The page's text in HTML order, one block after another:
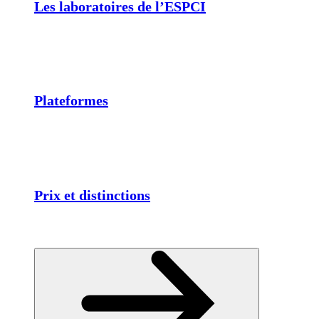
Les laboratoires de l’ESPCI
Plateformes
Prix et distinctions